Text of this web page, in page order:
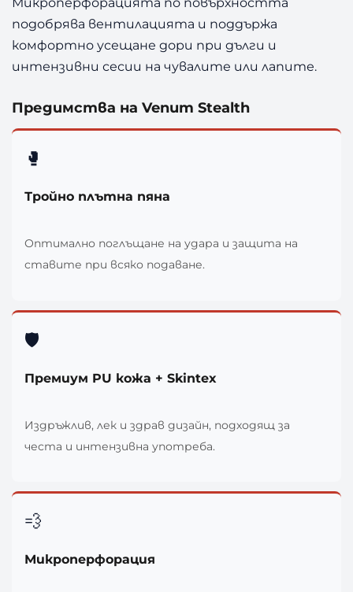
подобрява вентилацията и поддържа
комфортно усещане дори при дълги и
интензивни сесии на чувалите или лапите.
Предимства на Venum Stealth
🥊
Тройно плътна пяна
Оптимално поглъщане на удара и защита на
ставите при всяко подаване.
🛡️
Премиум PU кожа + Skintex
Издръжлив, лек и здрав дизайн, подходящ за
честа и интензивна употреба.
💨
Микроперфорация